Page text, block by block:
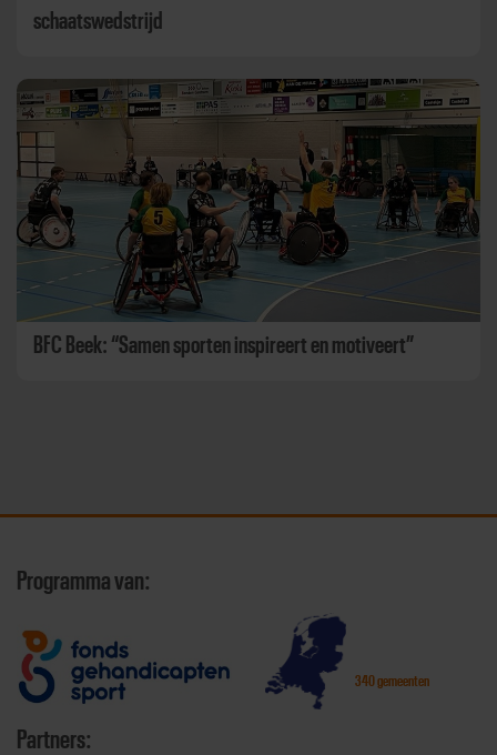
schaatswedstrijd
BFC Beek: “Samen sporten inspireert en motiveert”
Programma van:
340 gemeenten
Partners: